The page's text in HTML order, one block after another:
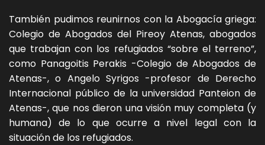
También pudimos reunirnos con la Abogacía griega:
Colegio de Abogados del Pireoy Atenas, abogados
que trabajan con los refugiados “sobre el terreno”,
como Panagoitis Perakis -Colegio de Abogados de
Atenas-, o Angelo Syrigos -profesor de Derecho
Internacional público de la universidad Panteion de
Atenas-, que nos dieron una visión muy completa (y
humana) de lo que ocurre a nivel legal con la
situación de los refugiados.